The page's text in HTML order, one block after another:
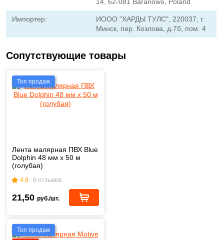
Импортер:
ИООО "ХАРДЫ ТУЛС", 220037, г.
Минск, пер. Козлова, д.7б, пом. 4
Сопутствующие товары
Топ продаж
Лента малярная ПВХ Blue
Dolphin 48 мм х 50 м
(голубая)
4.8 6 отзывов
21,50 руб./шт.
Топ продаж